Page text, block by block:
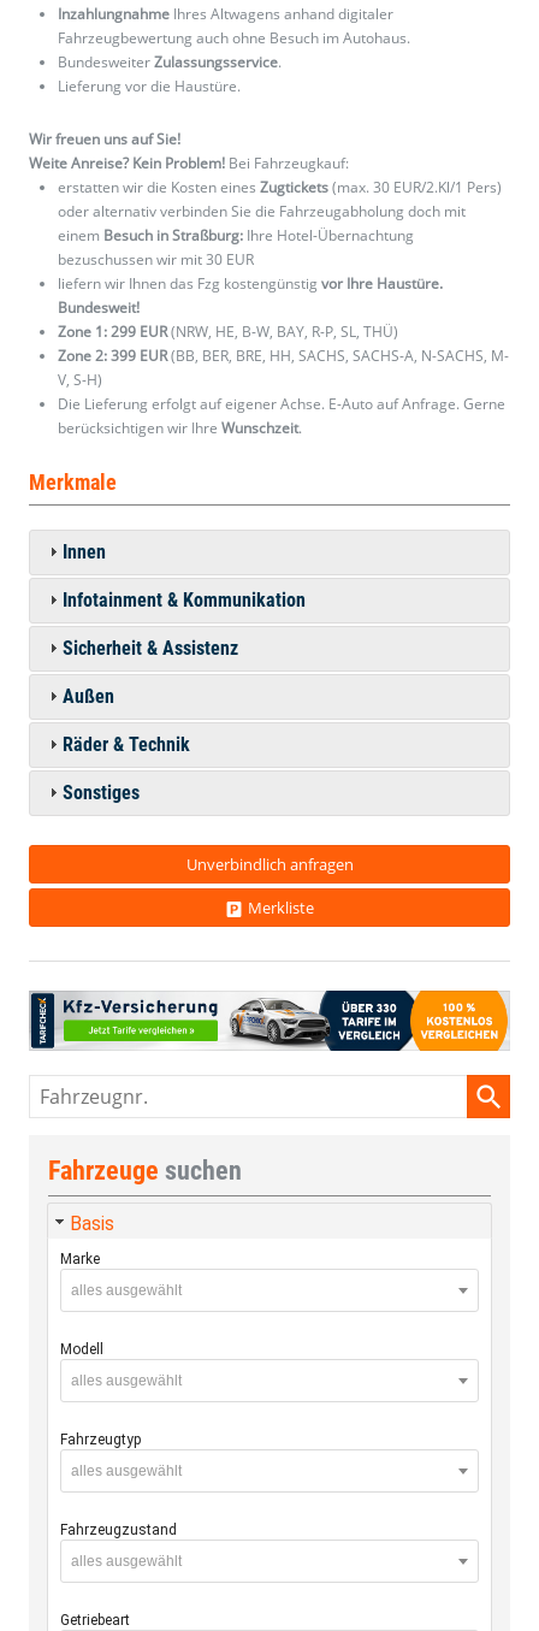
Inzahlungnahme Ihres Altwagens anhand digitaler
Fahrzeugbewertung auch ohne Besuch im Autohaus.
BundesweiterZulassungsservice.
Lieferung vor die Haustüre.
Wir freuen uns auf Sie!
Weite Anreise? Kein Problem! Bei Fahrzeugkauf:
erstatten wir die Kosten eines Zugtickets(max. 30 EUR/2.Kl/1 Pers)
oder alternativ verbinden Sie die Fahrzeugabholung doch mit
einem Besuch in Straßburg: Ihre Hotel-Übernachtung
bezuschussen wir mit 30 EUR
liefern wir Ihnen das Fzg kostengünstig vor Ihre Haustüre.
Bundesweit!
Zone 1: 299 EUR(NRW, HE, B-W, BAY, R-P, SL, THÜ)
Zone 2: 399 EUR(BB, BER, BRE, HH, SACHS, SACHS-A, N-SACHS, M-
V, S-H)
Die Lieferung erfolgt auf eigener Achse. E-Auto auf Anfrage. Gerne
berücksichtigen wir Ihre Wunschzeit.
Merkmale
Innen
Infotainment & Kommunikation
Sicherheit & Assistenz
Außen
Räder & Technik
Sonstiges
Unverbindlich anfragen
Merkliste
Fahrzeugnr.
Fahrzeuge suchen
Basis
Marke
alles ausgewählt
Modell
alles ausgewählt
Fahrzeugtyp
alles ausgewählt
Fahrzeugzustand
alles ausgewählt
Getriebeart